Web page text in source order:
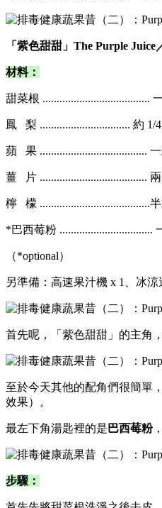
「紫色甜甜」The Purple Juice
材料：
甜菜根 ......................................
鳳 梨 ................................ 約 1/
蘋 果 ......................................
薑 片 ......................................
檸 檬 .......................................
*巴西莓粉 .................................
（*optional）
另準備：高速果汁機 x 1、冰
首先呢，「紫色甜甜」的主角
至於今天其他的配角們很簡單，
效果）。
最左下角湯匙裡的是 巴西莓粉
步驟：